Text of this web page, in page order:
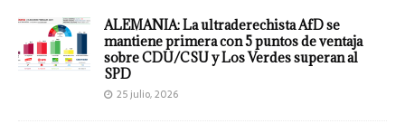
ALEMANIA: La ultraderechista AfD se
mantiene primera con 5 puntos de ventaja
sobre CDU/CSU y Los Verdes superan al
SPD
25 julio, 2026